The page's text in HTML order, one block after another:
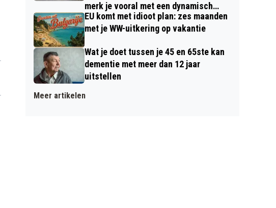
merk je vooral met een dynamisch
contract
EU komt met idioot plan: zes maanden
met je WW-uitkering op vakantie
Wat je doet tussen je 45 en 65ste kan
dementie met meer dan 12 jaar
uitstellen
Meer artikelen